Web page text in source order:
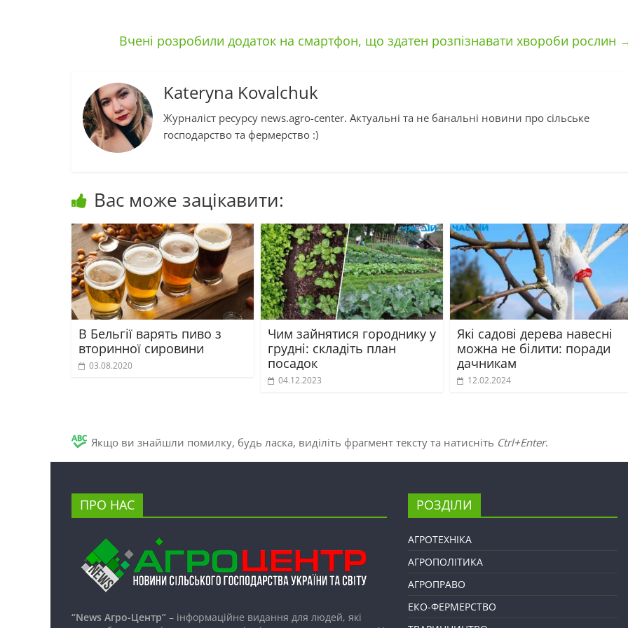
Вчені розробили додаток на смартфон, що здатен розпізнавати хвороби рослин
Kateryna Kovalchuk
Журналіст ресурсу news.agro-center. Актуальні та не банальні новини про сільське
господарство та фермерство :)
Вас може зацікавити:
В Бельгії варять пиво з
вторинної сировини
03.08.2020
Чим зайнятися городнику у
грудні: складіть план
посадок
04.12.2023
Які садові дерева навесні
можна не білити: поради
дачникам
12.02.2024
Якщо ви знайшли помилку, будь ласка, виділіть фрагмент тексту та натисніть Ctrl+Enter.
ПРО НАС
“News Агро-Центр” – інформаційне видання для людей, які
РОЗДІЛИ
АГРОТЕХНІКА
АГРОПОЛІТИКА
АГРОПРАВО
ЕКО-ФЕРМЕРСТВО